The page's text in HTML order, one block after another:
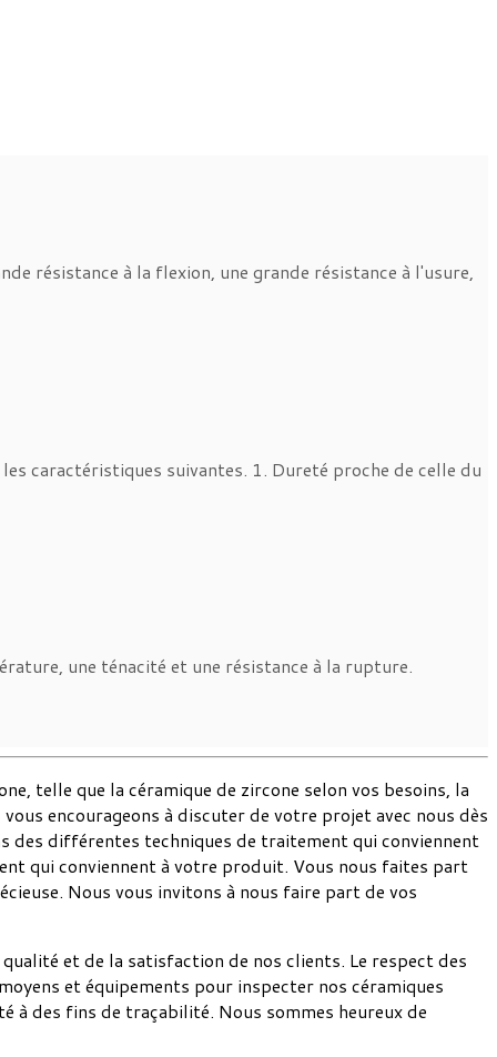
résistance à la flexion, une grande résistance à l'usure,
caractéristiques suivantes. 1. Dureté proche de celle du
une ténacité et une résistance à la rupture.
telle que la céramique de zircone selon vos besoins, la
encourageons à discuter de votre projet avec nous dès
différentes techniques de traitement qui conviennent
qui conviennent à votre produit. Vous nous faites part
Nous vous invitons à nous faire part de vos
et de la satisfaction de nos clients. Le respect des
et équipements pour inspecter nos céramiques
à des fins de traçabilité. Nous sommes heureux de